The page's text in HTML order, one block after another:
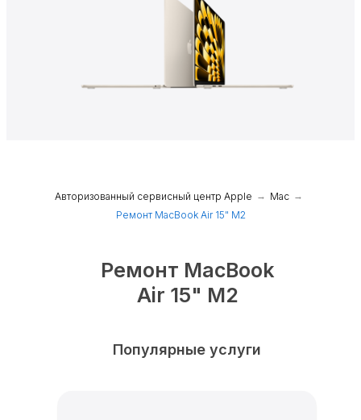
Авторизованный сервисный центр Apple → Mac →
Ремонт MacBook Air 15" M2
Ремонт MacBook
Air 15" M2
Популярные услуги